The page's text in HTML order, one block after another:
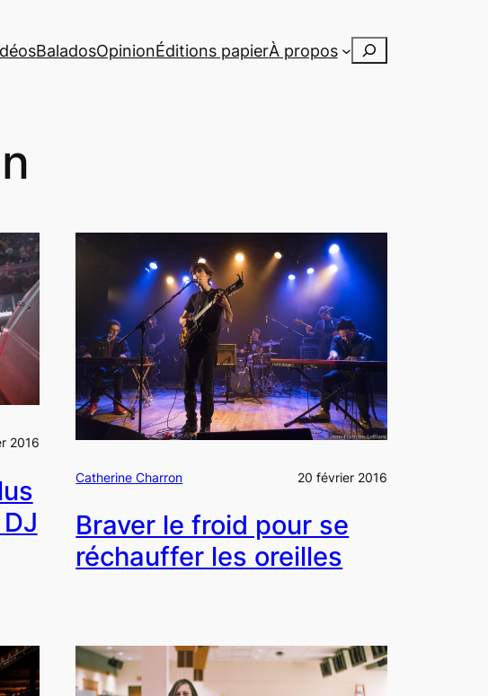
BaladosOpinionÉditions papierÀ propos Rechercher
2016
Catherine Charron 20 février 2016
Braver le froid pour se
réchauffer les oreilles